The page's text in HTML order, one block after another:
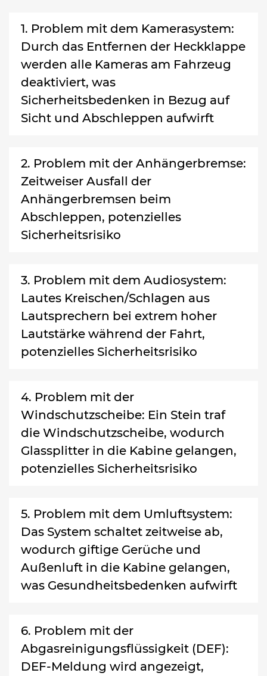
1. Problem mit dem Kamerasystem:
Durch das Entfernen der Heckklappe
werden alle Kameras am Fahrzeug
deaktiviert, was
Sicherheitsbedenken in Bezug auf
Sicht und Abschleppen aufwirft
2. Problem mit der Anhängerbremse:
Zeitweiser Ausfall der
Anhängerbremsen beim
Abschleppen, potenzielles
Sicherheitsrisiko
3. Problem mit dem Audiosystem:
Lautes Kreischen/Schlagen aus
Lautsprechern bei extrem hoher
Lautstärke während der Fahrt,
potenzielles Sicherheitsrisiko
4. Problem mit der
Windschutzscheibe: Ein Stein traf
die Windschutzscheibe, wodurch
Glassplitter in die Kabine gelangen,
potenzielles Sicherheitsrisiko
5. Problem mit dem Umluftsystem:
Das System schaltet zeitweise ab,
wodurch giftige Gerüche und
Außenluft in die Kabine gelangen,
was Gesundheitsbedenken aufwirft
6. Problem mit der
Abgasreinigungsflüssigkeit (DEF):
DEF-Meldung wird angezeigt,